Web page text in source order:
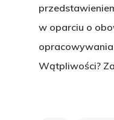
w oparciu o
Wątpliwości?